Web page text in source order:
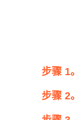
步骤 1。
步骤 2。